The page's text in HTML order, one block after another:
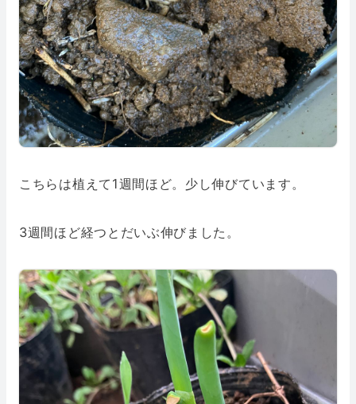
こちらは植えて1週間ほど。少し伸びています。
3週間ほど経つとだいぶ伸びました。